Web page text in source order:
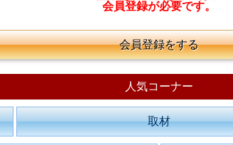
会員登録が必要です。
会員登録をする
人気コーナー
取材